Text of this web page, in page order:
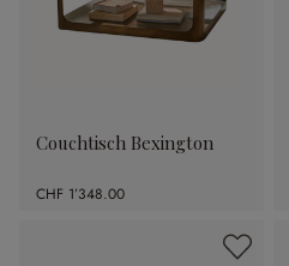
Couchtisch Bexington
CHF 1’348.00